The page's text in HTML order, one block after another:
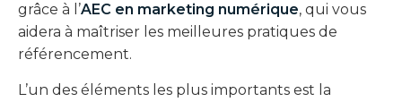
grâce à l’AEC en marketing numérique, qui vous
aidera à maîtriser les meilleures pratiques de
référencement.
L’un des éléments les plus importants est la